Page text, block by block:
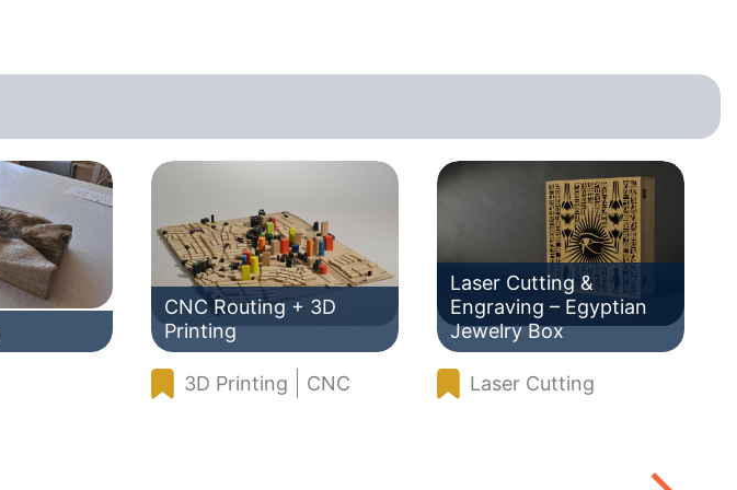
CNC Routing + 3D
Printing
3D Printing CNC
Laser Cutting &
Engraving – Egyptian
Jewelry Box
Laser Cutting